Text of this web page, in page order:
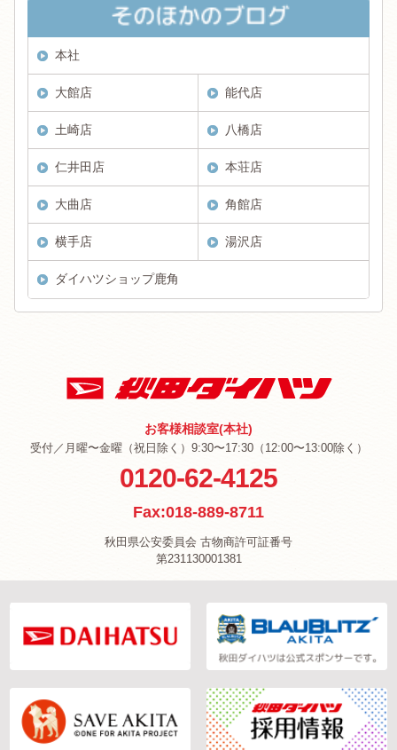
本社
大館店 能代店
土崎店 八橋店
仁井田店 本荘店
大曲店 角館店
横手店 湯沢店
ダイハツショップ鹿角
お客様相談室(本社)
受付／月曜〜金曜（祝日除く）9:30〜17:30（12:00〜13:00除く）
0120-62-4125
Fax:018-889-8711
秋田県公安委員会 古物商許可証番号
第231130001381